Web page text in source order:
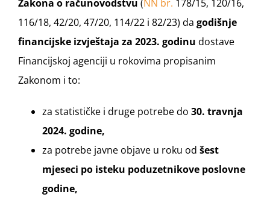
Zakona o računovodstvu (NN br. 178/15, 120/16,
116/18, 42/20, 47/20, 114/22 i 82/23) da godišnje
financijske izvještaja za 2023. godinu dostave
Financijskoj agenciji u rokovima propisanim
Zakonom i to:
za statističke i druge potrebe do 30. travnja
2024. godine,
za potrebe javne objave u roku od šest
mjeseci po isteku poduzetnikove poslovne
godine,